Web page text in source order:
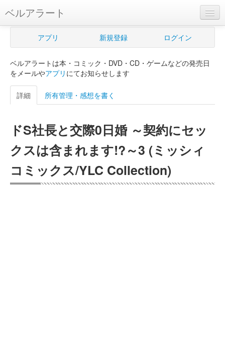
ベルアラート
ベルアラートとは
新規登録
ログイン
購入管理
Myシェルフ
プレミアム
アプリ 新規登録 ログイン
ベルアラートは本・コミック・DVD・CD・ゲームなどの発売日
をメールやアプリ にてお知らせします
詳細 所有管理・感想を書く
ドS社長と交際0日婚 ～契約にセッ
クスは含まれます!?～3 (ミッシィ
コミックス/YLC Collection)